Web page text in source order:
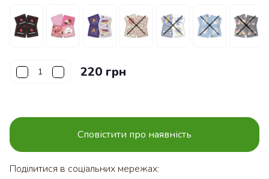
220 грн
Сповістити про наявність
Поділитися в соціальних мережах: